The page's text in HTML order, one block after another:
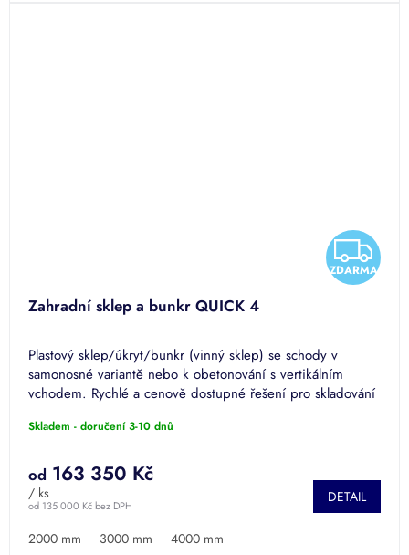
Z
D
M
ZDARMA
Zahradní sklep a bunkr QUICK 4
Plastový sklep/úkryt/bunkr (vinný sklep) se schody v
samonosné variantě nebo k obetonování s vertikálním
vchodem. Rychlé a cenově dostupné řešení pro skladování
Skladem - doručení 3-10 dnů
od 135 000 Kč bez DPH
od 163 350 Kč
/ ks DETAIL
2000 mm 3000 mm 4000 mm